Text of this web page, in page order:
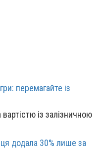
перемагайте із
додала 30% лише за